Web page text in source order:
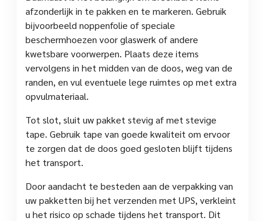
afzonderlijk in te pakken en te markeren. Gebruik
bijvoorbeeld noppenfolie of speciale
beschermhoezen voor glaswerk of andere
kwetsbare voorwerpen. Plaats deze items
vervolgens in het midden van de doos, weg van de
randen, en vul eventuele lege ruimtes op met extra
opvulmateriaal.
Tot slot, sluit uw pakket stevig af met stevige
tape. Gebruik tape van goede kwaliteit om ervoor
te zorgen dat de doos goed gesloten blijft tijdens
het transport.
Door aandacht te besteden aan de verpakking van
uw pakketten bij het verzenden met UPS, verkleint
u het risico op schade tijdens het transport. Dit